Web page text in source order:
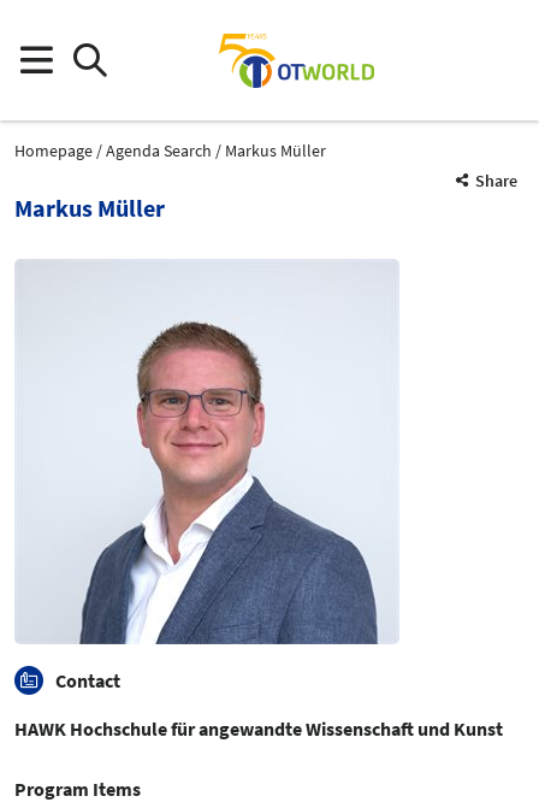
Homepage Agenda Search
Markus Müller
Share
Markus Müller
Contact
HAWK Hochschule für angewandte Wissenschaft und Kunst
Program Items